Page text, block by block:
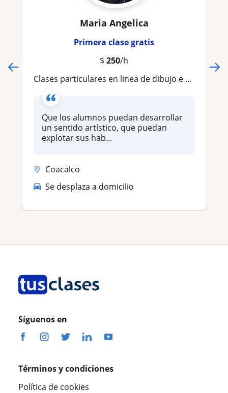
Maria Angelica
Primera clase gratis
$ 250/h
Clases particulares en linea de dibujo e historia del arte
Que los alumnos puedan desarrollar
un sentido artístico, que puedan
explotar sus hab...
Coacalco
Se desplaza a domicilio
Síguenos en
Términos y condiciones
Política de cookies